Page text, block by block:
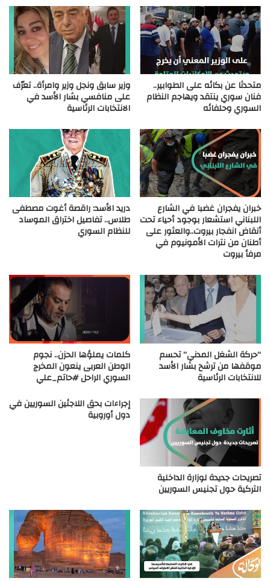
متحدثا عن بكائه على الطوابير..
فنان سوري ينتقد ويهاجم النظام
السوري وحلفائه
وزير سابق ونجل وزير وامرأة.. تعرّف
على منافسي بشار الأسد في
الانتخابات الرئاسية
خبران يفجران غضبا في الشارع
اللبناني استشعار بوجود أحياء تحت
أنقاض انفجار بيروت..والعثور على
أطنان من نترات الأمونيوم في
مرفأ بيروت
دريد الأسد: راقصة أغوت مصطفى
طلاس.. تفاصيل اختراق الموساد
للنظام السوري
“حركة الشغل المدني” تحسم
موقفها من ترشح بشار الأسد
للانتخابات الرئاسية
كلمات يملؤها الحزن.. نجوم
الوطن العربى ينعون المخرج
السوري الراحل #حاتم_علي
تصريحات جديدة لوزارة الداخلية
التركية حول تجنيس السوريين
إجراءات بحق اللاجئين السوريين في
دول أوروبية